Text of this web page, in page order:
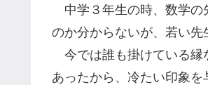
中学３年生の時、数学の
のか分からないが、若い先
今では誰も掛けている縁
あったから 、 冷たい印象を